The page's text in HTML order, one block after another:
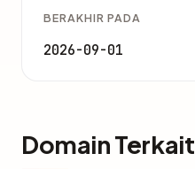
BERAKHIR PADA
2026-09-01
Domain Terkait